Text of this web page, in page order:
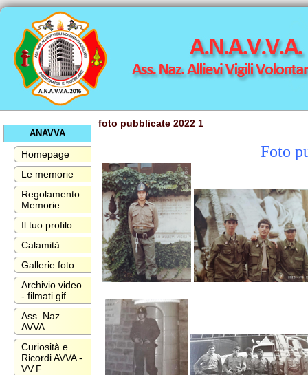
ANAVVA
Homepage
Le memorie
Regolamento
Memorie
Il tuo profilo
Calamità
Gallerie foto
Archivio video
- filmati gif
Ass. Naz.
AVVA
Curiosità e
Ricordi AVVA -
VV.F
foto pubblicate 2022 1
Foto